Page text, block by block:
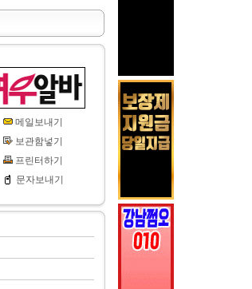
메일보내기
보관함넣기
프린터하기
문자보내기